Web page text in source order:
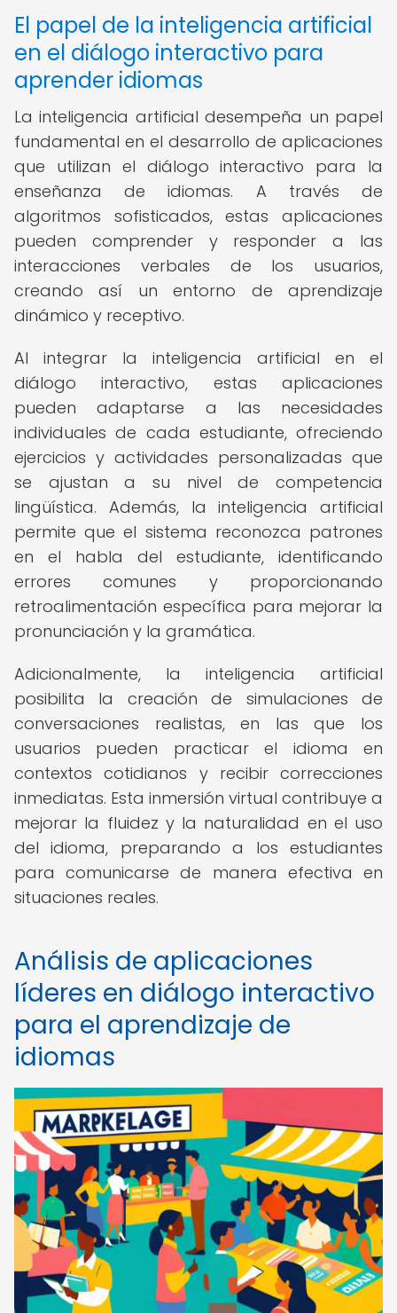
El papel de la inteligencia artificial
en el diálogo interactivo para
aprender idiomas
La inteligencia artificial desempeña un papel
fundamental en el desarrollo de aplicaciones
que utilizan el diálogo interactivo para la
enseñanza de idiomas. A través de
algoritmos sofisticados, estas aplicaciones
pueden comprender y responder a las
interacciones verbales de los usuarios,
creando así un entorno de aprendizaje
dinámico y receptivo.
Al integrar la inteligencia artificial en el
diálogo interactivo, estas aplicaciones
pueden adaptarse a las necesidades
individuales de cada estudiante, ofreciendo
ejercicios y actividades personalizadas que
se ajustan a su nivel de competencia
lingüística. Además, la inteligencia artificial
permite que el sistema reconozca patrones
en el habla del estudiante, identificando
errores comunes y proporcionando
retroalimentación específica para mejorar la
pronunciación y la gramática.
Adicionalmente, la inteligencia artificial
posibilita la creación de simulaciones de
conversaciones realistas, en las que los
usuarios pueden practicar el idioma en
contextos cotidianos y recibir correcciones
inmediatas. Esta inmersión virtual contribuye a
mejorar la fluidez y la naturalidad en el uso
del idioma, preparando a los estudiantes
para comunicarse de manera efectiva en
situaciones reales.
Análisis de aplicaciones
líderes en diálogo interactivo
para el aprendizaje de
idiomas